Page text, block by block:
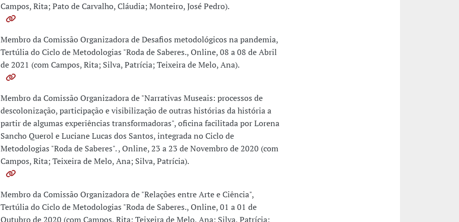
Campos, Rita; Pato de Carvalho, Cláudia; Monteiro, José Pedro).
Membro da Comissão Organizadora de Desafios metodológicos na pandemia,
Tertúlia do Ciclo de Metodologias "Roda de Saberes., Online, 08 a 08 de Abril
de 2021 (com Campos, Rita; Silva, Patrícia; Teixeira de Melo, Ana).
Membro da Comissão Organizadora de "Narrativas Museais: processos de
descolonização, participação e visibilização de outras histórias da história a
partir de algumas experiências transformadoras", oficina facilitada por Lorena
Sancho Querol e Luciane Lucas dos Santos, integrada no Ciclo de
Metodologias "Roda de Saberes". , Online, 23 a 23 de Novembro de 2020 (com
Campos, Rita; Teixeira de Melo, Ana; Silva, Patrícia).
Membro da Comissão Organizadora de "Relações entre Arte e Ciência",
Tertúlia do Ciclo de Metodologias "Roda de Saberes., Online, 01 a 01 de
Outubro de 2020 (com Campos, Rita; Teixeira de Melo, Ana; Silva, Patrícia;